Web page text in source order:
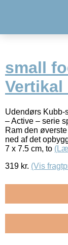
small
Udendørs
– Active – serie
Ram den
ned af det
7 x 7.5 cm, to
319 kr. (Vis